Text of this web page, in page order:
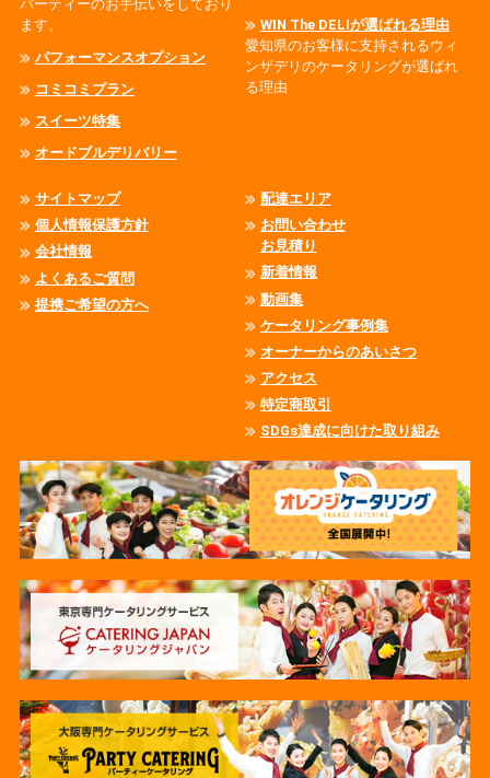
パーティーのお手伝いをしており
ます。
パフォーマンスオプション
コミコミプラン
スイーツ特集
オードブルデリバリー
WIN The DELIが選ばれる理由
愛知県のお客様に支持されるウィ
ンザデリのケータリングが選ばれ
る理由
サイトマップ
個人情報保護方針
会社情報
よくあるご質問
提携ご希望の方へ
配達エリア
お問い合わせ
お見積り
新着情報
動画集
ケータリング事例集
オーナーからのあいさつ
アクセス
特定商取引
SDGs達成に向けた取り組み